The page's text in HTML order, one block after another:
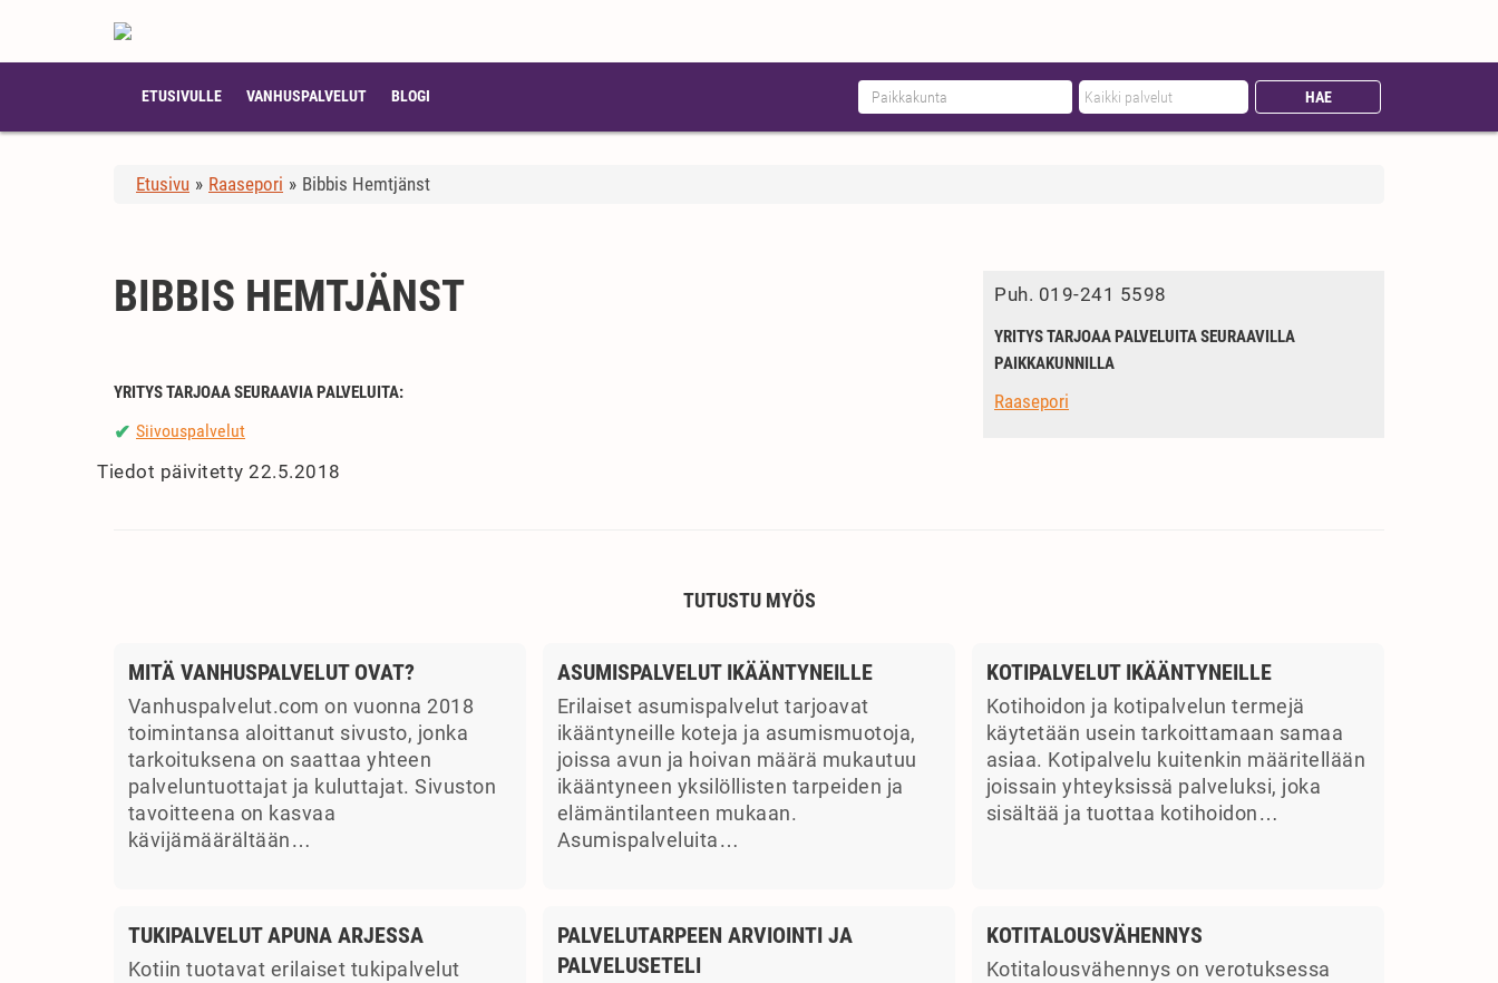
ETUSIVULLE VANHUSPALVELUT BLOGI
Etusivu » Raasepori » Bibbis Hemtjänst
BIBBIS HEMTJÄNST
YRITYS TARJOAA SEURAAVIA PALVELUITA:
✔ Siivouspalvelut
Tiedot päivitetty 22.5.2018
Puh. 019-241 5598
YRITYS TARJOAA PALVELUITA SEURAAVILLA
PAIKKAKUNNILLA
Raasepori
TUTUSTU MYÖS
MITÄ VANHUSPALVELUT OVAT?
Vanhuspalvelut.com on vuonna 2018
toimintansa aloittanut sivusto, jonka
tarkoituksena on saattaa yhteen
palveluntuottajat ja kuluttajat. Sivuston
tavoitteena on kasvaa
kävijämäärältään…
ASUMISPALVELUT IKÄÄNTYNEILLE
Erilaiset asumispalvelut tarjoavat
ikääntyneille koteja ja asumismuotoja,
joissa avun ja hoivan määrä mukautuu
ikääntyneen yksilöllisten tarpeiden ja
elämäntilanteen mukaan.
Asumispalveluita…
KOTIPALVELUT IKÄÄNTYNEILLE
Kotihoidon ja kotipalvelun termejä
käytetään usein tarkoittamaan samaa
asiaa. Kotipalvelu kuitenkin määritellään
joissain yhteyksissä palveluksi, joka
sisältää ja tuottaa kotihoidon…
TUKIPALVELUT APUNA ARJESSA
Kotiin tuotavat erilaiset tukipalvelut
PALVELUTARPEEN ARVIOINTI JA
PALVELUSETELI
KOTITALOUSVÄHENNYS
Kotitalousvähennys on verotuksessa